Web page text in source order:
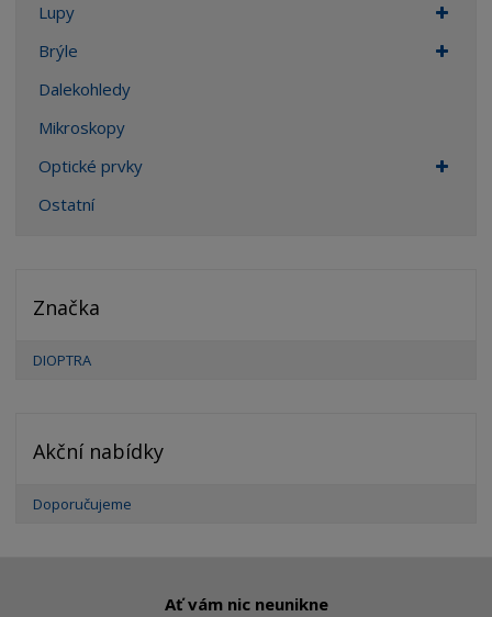
Lupy
Brýle
Dalekohledy
Mikroskopy
Optické prvky
Ostatní
Značka
DIOPTRA
Akční nabídky
Doporučujeme
Ať vám nic neunikne